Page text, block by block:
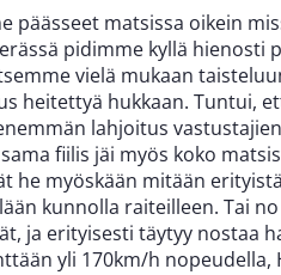
päässeet matsissa oikein
pidimme kyllä hienosti
vielä mukaan
heitettyä hukkaan. Tuntui,
lahjoitus
fiilis jäi myös koko
he myöskään mitään
kunnolla raiteilleen. Tai
ja erityisesti täytyy nostaa
yli 170km/h nopeudella,